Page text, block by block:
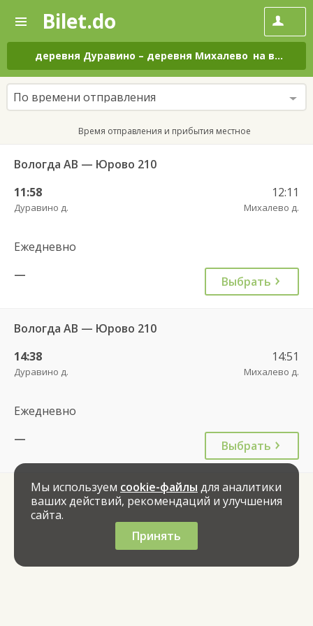
—
Поиск
и
покупка
билетов
на
автобус
онлайн
Bilet.do
деревня Дуравино – деревня Михалево на все дни
По времени отправления
Время отправления и прибытия местное
Вологда АВ — Юрово 210
11:58
Дуравино д.
12:11
Михалево д.
Ежедневно
—
Выбрать
Вологда АВ — Юрово 210
14:38
Дуравино д.
14:51
Михалево д.
Ежедневно
—
Выбрать
Мы используем cookie-файлы для аналитики
ваших действий, рекомендаций и улучшения
сайта.
Принять